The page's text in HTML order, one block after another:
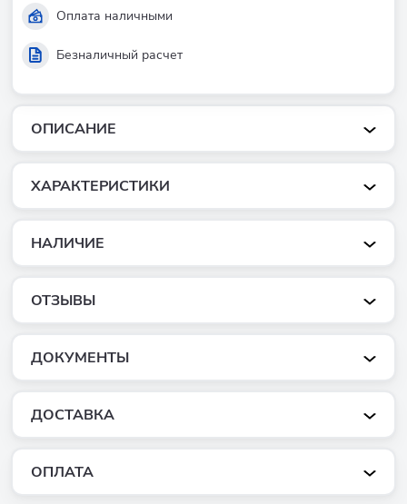
ОПИСАНИЕ
ХАРАКТЕРИСТИКИ
НАЛИЧИЕ
ОТЗЫВЫ
ДОКУМЕНТЫ
ДОСТАВКА
ОПЛАТА
Оплата наличными
Безналичный расчет